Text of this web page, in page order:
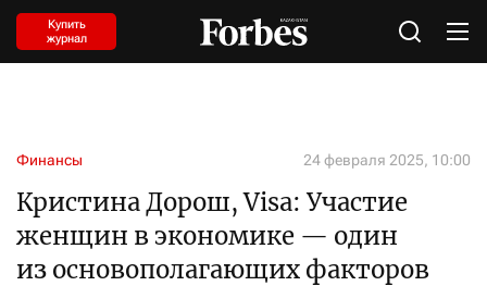
Купить
журнал
Финансы 24 февраля 2025, 10:00
Кристина Дорош, Visa: Участие
женщин в экономике — один
из основополагающих факторов